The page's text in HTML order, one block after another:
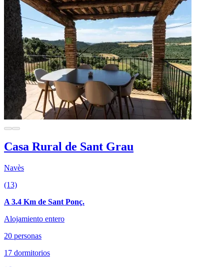
Casa Rural de Sant Grau
Navès
(13)
A 3.4 Km de Sant Ponç.
Alojamiento entero
20 personas
17 dormitorios